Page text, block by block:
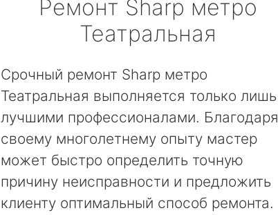
Ремонт Sharp метро
Театральная
Срочный ремонт Sharp метро
Театральная выполняется только лишь
лучшими профессионалами. Благодаря
своему многолетнему опыту мастер
может быстро определить точную
причину неисправности и предложить
клиенту оптимальный способ ремонта.